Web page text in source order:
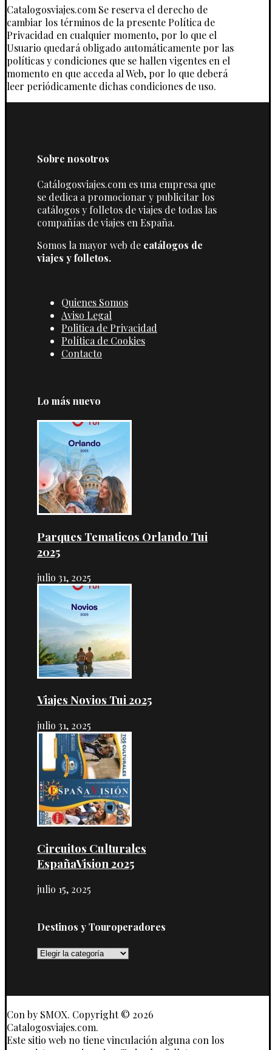
Catalogosviajes.com Se reserva el derecho de
cambiar los términos de la presente Política de
Privacidad en cualquier momento, por lo que el
Usuario quedará obligado automáticamente por las
políticas y condiciones que se hallen vigentes en el
momento en que acceda al Web, por lo que deberá
leer periódicamente dichas condiciones de uso.
Sobre nosotros
Catálogosviajes.com es una empresa que
se dedica a promocionar y publicitar los
catálogos y folletos de viajes de todas las
compañías de viajes en España.
Somos la mayor web de catálogos de
viajes y folletos.
Quienes Somos
Aviso Legal
Politica de Privacidad
Política de Cookies
Contacto
Lo más nuevo
Parques Tematicos Orlando Tui
2025
julio 31, 2025
Viajes Novios Tui 2025
julio 31, 2025
Circuitos Culturales
EspañaVision 2025
julio 15, 2025
Destinos y Touroperadores
Destinos
Con by SMOX. Copyright © 2026
Catalogosviajes.com.
Este sitio web no tiene vinculación alguna con los